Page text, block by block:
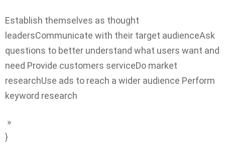
Establish themselves as thought
leadersCommunicate with their target audienceAsk
questions to better understand what users want and
need Provide customers serviceDo market
researchUse ads to reach a wider audience Perform
keyword research
»
}